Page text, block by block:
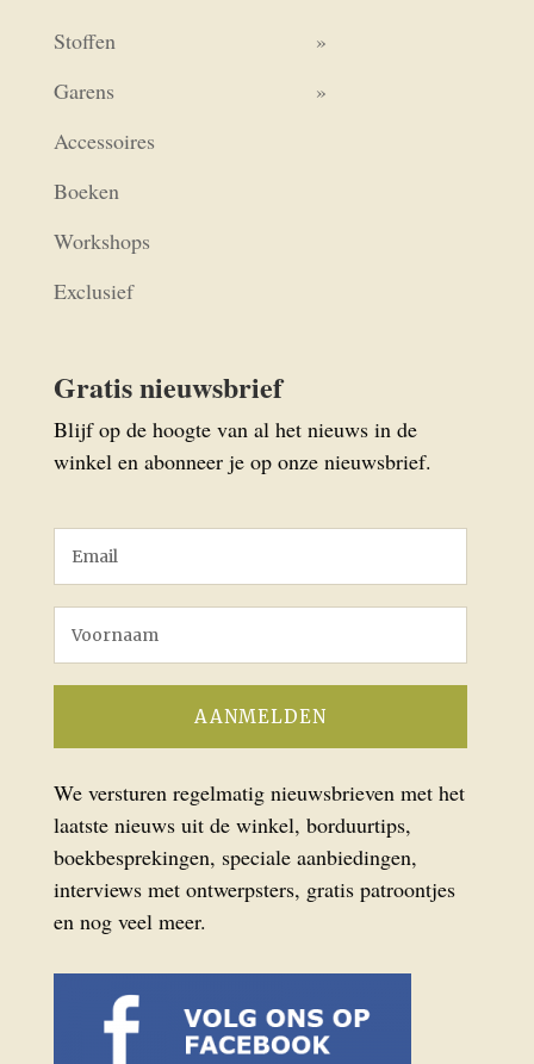
Stoffen
Garens
Accessoires
Boeken
Workshops
Exclusief
Gratis nieuwsbrief
Blijf op de hoogte van al het nieuws in de
winkel en abonneer je op onze nieuwsbrief.
We versturen regelmatig nieuwsbrieven met het
laatste nieuws uit de winkel, borduurtips,
boekbesprekingen, speciale aanbiedingen,
interviews met ontwerpsters, gratis patroontjes
en nog veel meer.